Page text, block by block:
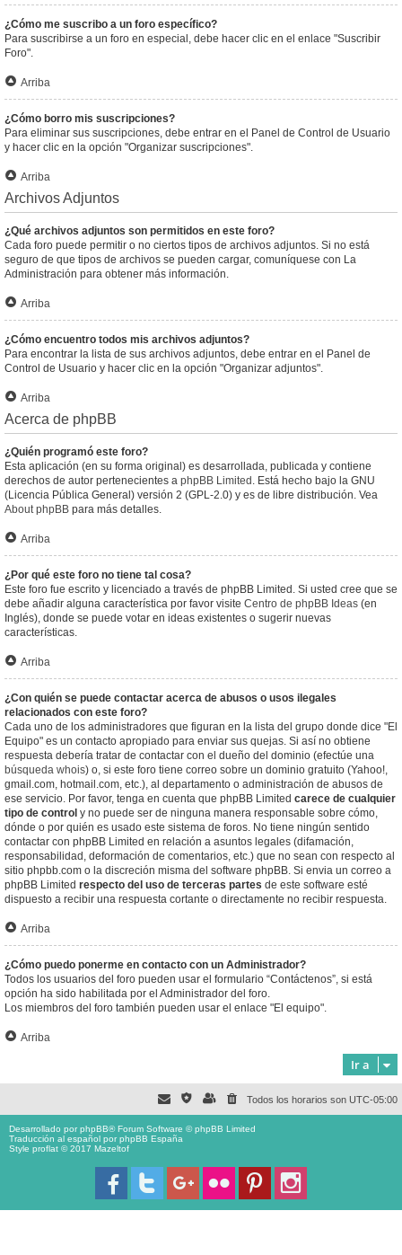
¿Cómo me suscribo a un foro específico?
Para suscribirse a un foro en especial, debe hacer clic en el enlace "Suscribir
Foro".
Arriba
¿Cómo borro mis suscripciones?
Para eliminar sus suscripciones, debe entrar en el Panel de Control de Usuario
y hacer clic en la opción "Organizar suscripciones".
Arriba
Archivos Adjuntos
¿Qué archivos adjuntos son permitidos en este foro?
Cada foro puede permitir o no ciertos tipos de archivos adjuntos. Si no está
seguro de que tipos de archivos se pueden cargar, comuníquese con La
Administración para obtener más información.
Arriba
¿Cómo encuentro todos mis archivos adjuntos?
Para encontrar la lista de sus archivos adjuntos, debe entrar en el Panel de
Control de Usuario y hacer clic en la opción "Organizar adjuntos".
Arriba
Acerca de phpBB
¿Quién programó este foro?
Esta aplicación (en su forma original) es desarrollada, publicada y contiene
derechos de autor pertenecientes a phpBB Limited . Está hecho bajo la GNU
(Licencia Pública General) versión 2 (GPL-2.0) y es de libre distribución. Vea
About phpBB para más detalles.
Arriba
¿Por qué este foro no tiene tal cosa?
Este foro fue escrito y licenciado a través de phpBB Limited. Si usted cree que se
debe añadir alguna característica por favor visite Centro de phpBB Ideas (en
Inglés), donde se puede votar en ideas existentes o sugerir nuevas
características.
Arriba
¿Con quién se puede contactar acerca de abusos o usos ilegales
relacionados con este foro?
Cada uno de los administradores que figuran en la lista del grupo donde dice "El
Equipo" es un contacto apropiado para enviar sus quejas. Si así no obtiene
respuesta debería tratar de contactar con el dueño del dominio (efectúe una
búsqueda whois) o, si este foro tiene correo sobre un dominio gratuito (Yahoo!,
gmail.com, hotmail.com, etc.), al departamento o administración de abusos de
ese servicio. Por favor, tenga en cuenta que phpBB Limited carece de cualquier
tipo de control y no puede ser de ninguna manera responsable sobre cómo,
dónde o por quién es usado este sistema de foros. No tiene ningún sentido
contactar con phpBB Limited en relación a asuntos legales (difamación,
responsabilidad, deformación de comentarios, etc.) que no sean con respecto al
sitio phpbb.com o la discreción misma del software phpBB. Si envia un correo a
phpBB Limited respecto del uso de terceras partes de este software esté
dispuesto a recibir una respuesta cortante o directamente no recibir respuesta.
Arriba
¿Cómo puedo ponerme en contacto con un Administrador?
Todos los usuarios del foro pueden usar el formulario “Contáctenos”, si está
opción ha sido habilitada por el Administrador del foro.
Los miembros del foro también pueden usar el enlace "El equipo".
Arriba
Ir a
Todos los horarios son UTC-05:00
Desarrollado porphpBB® Forum Software © phpBB Limited
Traducción al español porphpBB España
Style proflat © 2017 Mazeltof